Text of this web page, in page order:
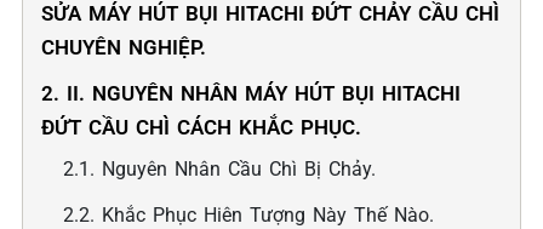
SỬA MÁY HÚT BỤI HITACHI ĐỨT CHẢY CẦU CHÌ
CHUYÊN NGHIỆP.
2. II. NGUYÊN NHÂN MÁY HÚT BỤI HITACHI
ĐỨT CẦU CHÌ CÁCH KHẮC PHỤC.
2.1. Nguyên Nhân Cầu Chì Bị Chảy.
2.2. Khắc Phục Hiên Tượng Này Thế Nào.